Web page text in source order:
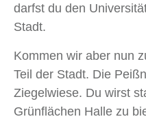
darfst du den
Stadt.
Kommen wir aber nun
Teil der Stadt. Die
Ziegelwiese. Du wirst
Grünflächen Halle zu